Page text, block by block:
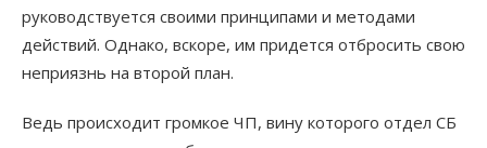
руководствуется своими принципами и методами
действий. Однако, вскоре, им придется отбросить свою
неприязнь на второй план.
Ведь происходит громкое ЧП, вину которого отдел СБ